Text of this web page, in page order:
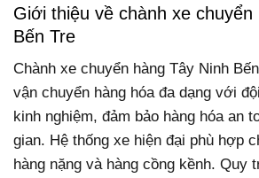
Giới thiệu về chành xe chuyển
Bến Tre
Chành xe chuyển hàng Tây Ninh
vận chuyển hàng hóa đa dạng với
kinh nghiệm, đảm bảo hàng hóa an
gian. Hệ thống xe hiện đại phù hợp
hàng nặng và hàng cồng kềnh. Quy